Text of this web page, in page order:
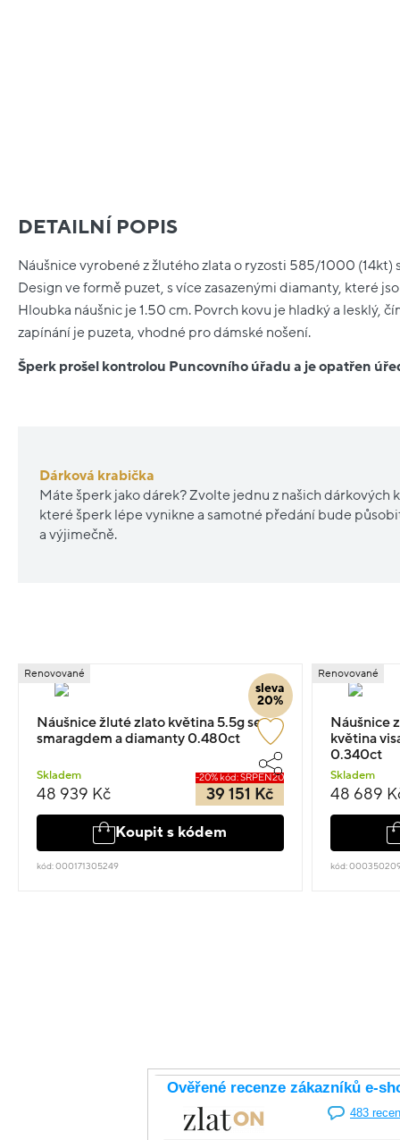
DETAILNÍ POPIS
Náušnice vyrobené z žlutého zlata o ryzosti 585/1000 (14kt)
Design ve formě puzet, s více zasazenými diamanty, které
Hloubka náušnic je 1.50 cm. Povrch kovu je hladký a lesklý,
zapínání je puzeta, vhodné pro dámské nošení.
Šperk prošel kontrolou Puncovního úřadu a je opatřen
Dárková krabička
Máte šperk jako dárek? Zvolte jednu z našich dárkových
které šperk lépe vynikne a samotné předání bude
a výjimečně.
sleva
20%
Renovované
Náušnice žluté zlato květina 5.5g se
smaragdem a diamanty 0.480ct
Skladem
48 939 Kč
-20% kód: SRPEN20
39 151 Kč
Koupit s kódem
kód: 000171305249
Renovované
Náušnice
květina
0.340ct
Skladem
48 689
kód: